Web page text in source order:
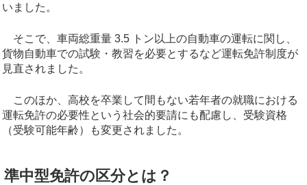
いました。
そこで、車両総重量 3.5 トン以上の自動車の運転に関し、
貨物自動車での試験・教習を必要とするなど運転免許制度が
見直されました。
このほか、高校を卒業して間もない若年者の就職における
運転免許の必要性という社会的要請にも配慮し、受験資格
（受験可能年齢）も変更されました。
準中型免許の区分とは？